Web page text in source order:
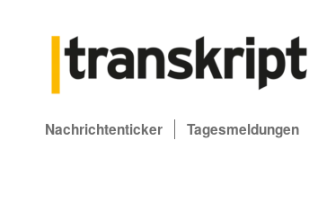
Nachrichtenticker Tagesmeldungen